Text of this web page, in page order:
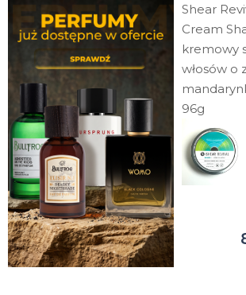
Shear
Cream
kremowy
włosów o
96g